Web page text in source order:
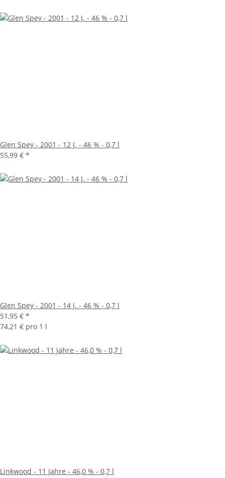
Glen Spey - 2001 - 12 J. - 46 % - 0,7 l
55,99 € *
Glen Spey - 2001 - 14 J. - 46 % - 0,7 l
51,95 € *
74,21 € pro 1 l
Linkwood - 11 Jahre - 46,0 % - 0,7 l